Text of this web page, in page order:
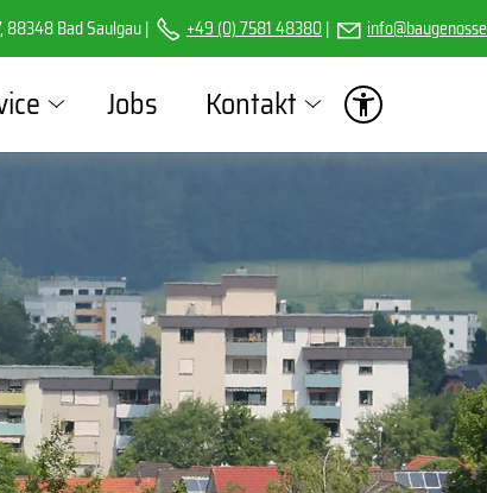
88348 Bad Saulgau | +49 (0) 7581 48380| nf b g n ss
Jobs Kontakt